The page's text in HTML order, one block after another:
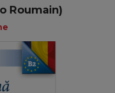
Roumain)